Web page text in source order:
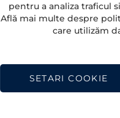
pentru a analiza traficul
Află mai multe despre
care utilizăm
SETARI COOKIE